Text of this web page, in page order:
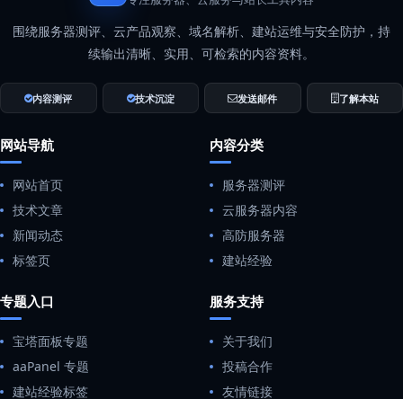
围绕服务器测评、云产品观察、域名解析、建站运维与安全防护，持
续输出清晰、实用、可检索的内容资料。
内容测评 技术沉淀 发送邮件 了解本站
网站导航
网站首页
技术文章
新闻动态
标签页
内容分类
服务器测评
云服务器内容
高防服务器
建站经验
专题入口
宝塔面板专题
aaPanel 专题
建站经验标签
服务支持
关于我们
投稿合作
友情链接